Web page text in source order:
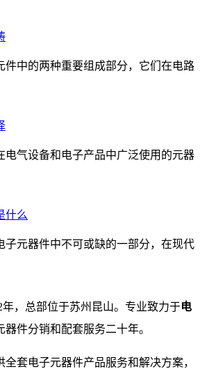
件中的两种重要组成部分，它们在电路
电气设备和电子产品中广泛使用的元器
什么
子元器件中不可或缺的一部分，在现代
，总部位于苏州昆山。专业致力于电
器件分销和配套服务二十年。
套电子元器件产品服务和解决方案，